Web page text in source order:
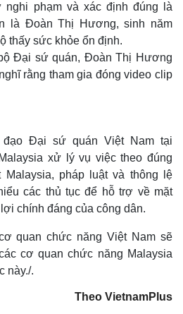
nghi phạm và xác định đúng là
là Đoàn Thị Hương, sinh năm
thấy sức khỏe ổn định.
Đại sứ quán, Đoàn Thị Hương
rằng tham gia đóng video clip
Đại sứ quán Việt Nam tại
xử lý vụ việc theo đúng
pháp luật và thông lệ
các thủ tục để hỗ trợ về mặt
chính đáng của công dân.
quan chức năng Việt Nam sẽ
cơ quan chức năng Malaysia
này./.
Theo VietnamPlus